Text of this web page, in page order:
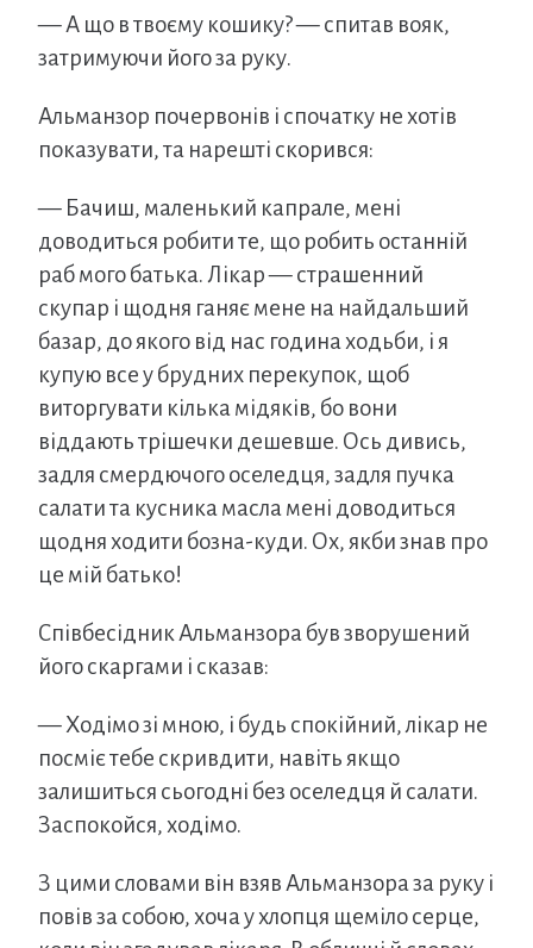
— А що в твоєму кошику? — спитав вояк,
затримуючи його за руку.
Альманзор почервонів і спочатку не хотів
показувати, та нарешті скорився:
— Бачиш, маленький капрале, мені
доводиться робити те, що робить останній
раб мого батька. Лікар — страшенний
скупар і щодня ганяє мене на найдальший
базар, до якого від нас година ходьби, і я
купую все у брудних перекупок, щоб
виторгувати кілька мідяків, бо вони
віддають трішечки дешевше. Ось дивись,
задля смердючого оселедця, задля пучка
салати та кусника масла мені доводиться
щодня ходити бозна-куди. Ох, якби знав про
це мій батько!
Співбесідник Альманзора був зворушений
його скаргами і сказав:
— Ходімо зі мною, і будь спокійний, лікар не
посміє тебе скривдити, навіть якщо
залишиться сьогодні без оселедця й салати.
Заспокойся, ходімо.
З цими словами він взяв Альманзора за руку і
повів за собою, хоча у хлопця щеміло серце,